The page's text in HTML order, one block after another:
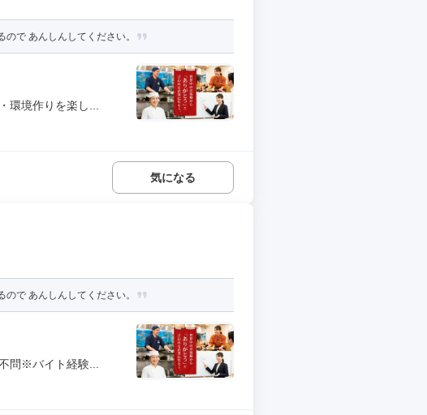
で あんしんしてください。
境作りを楽し...
気になる
で あんしんしてください。
問※バイト経験...